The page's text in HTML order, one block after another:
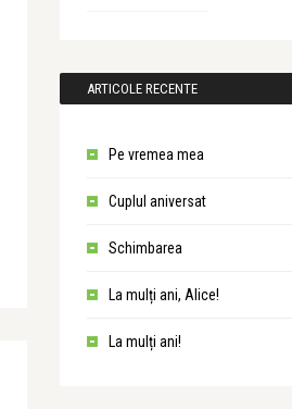
ARTICOLE RECENTE
Pe vremea mea
Cuplul aniversat
Schimbarea
La mulți ani, Alice!
La mulți ani!